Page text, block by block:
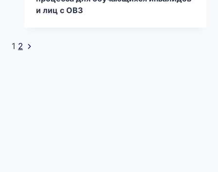
и лиц с ОВЗ
Навигация
1 2 Следующая